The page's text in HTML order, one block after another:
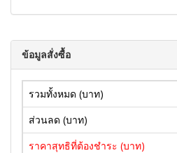
ข้อมูลสั่งซื้อ
รวมทั้งหมด (บาท)
ส่วนลด (บาท)
ราคาสุทธิที่ต้องชำระ (บาท)